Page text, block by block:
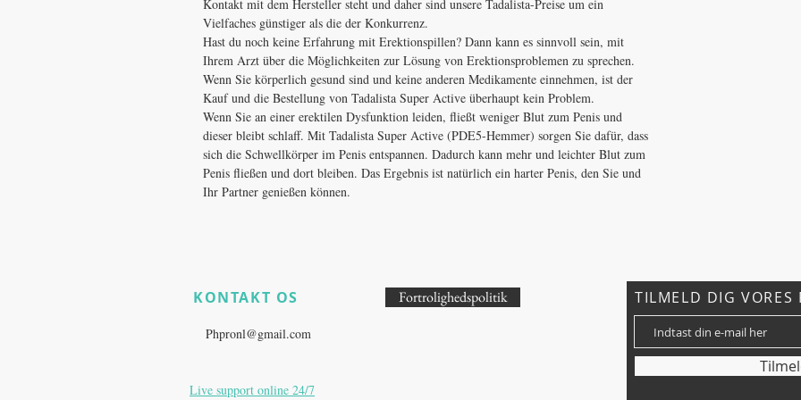
Kontakt mit dem Hersteller steht und daher sind unsere Tadalista-Preise um ein
Vielfaches günstiger als die der Konkurrenz.
Hast du noch keine Erfahrung mit Erektionspillen? Dann kann es sinnvoll sein, mit
Ihrem Arzt über die Möglichkeiten zur Lösung von Erektionsproblemen zu sprechen.
Wenn Sie körperlich gesund sind und keine anderen Medikamente einnehmen, ist der
Kauf und die Bestellung von Tadalista Super Active überhaupt kein Problem.
Wenn Sie an einer erektilen Dysfunktion leiden, fließt weniger Blut zum Penis und
dieser bleibt schlaff. Mit Tadalista Super Active (PDE5-Hemmer) sorgen Sie dafür, dass
sich die Schwellkörper im Penis entspannen. Dadurch kann mehr und leichter Blut zum
Penis fließen und dort bleiben. Das Ergebnis ist natürlich ein harter Penis, den Sie und
Ihr Partner genießen können.
KONTAKT OS
Phpronl@gmail.com
Live support online 24/7
TILMELD DIG VORES
Fortrolighedspolitik